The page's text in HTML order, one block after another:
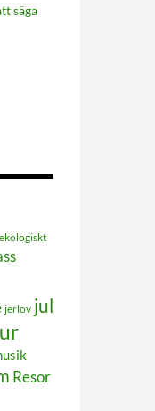
säga
ekologiskt
jerlov jul
Resor